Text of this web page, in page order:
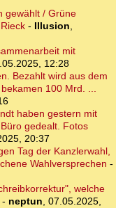
gewählt / Grüne
- Illusion,
mit
12:28
Bezahlt wird aus dem
100 Mrd. ...
haben gestern mit
gedealt. Fotos
20:37
Tag der Kanzlerwahl,
Wahlversprechen -
welche
- neptun, 07.05.2025,